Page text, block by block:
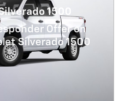
1500
Offer on
Silverado 1500